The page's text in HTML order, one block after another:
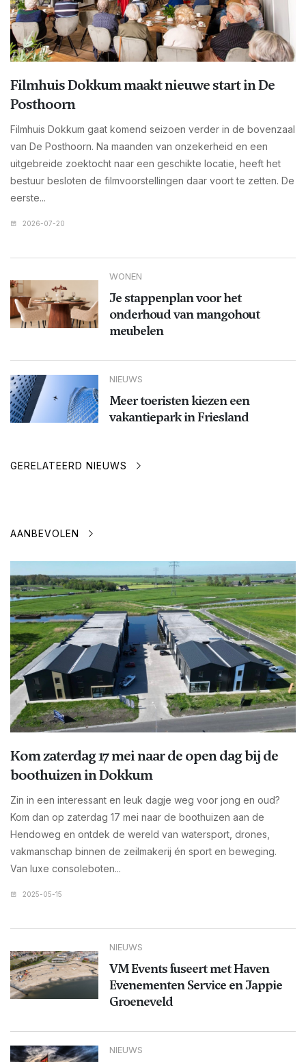
Filmhuis Dokkum maakt nieuwe start in De
Posthoorn
Filmhuis Dokkum gaat komend seizoen verder in de bovenzaal
van De Posthoorn. Na maanden van onzekerheid en een
uitgebreide zoektocht naar een geschikte locatie, heeft het
bestuur besloten de filmvoorstellingen daar voort te zetten. De
eerste...
2026-07-20
WONEN
Je stappenplan voor het
onderhoud van mangohout
meubelen
NIEUWS
Meer toeristen kiezen een
vakantiepark in Friesland
GERELATEERD NIEUWS
AANBEVOLEN
Kom zaterdag 17 mei naar de open dag bij de
boothuizen in Dokkum
Zin in een interessant en leuk dagje weg voor jong en oud?
Kom dan op zaterdag 17 mei naar de boothuizen aan de
Hendoweg en ontdek de wereld van watersport, drones,
vakmanschap binnen de zeilmakerij én sport en beweging.
Van luxe consoleboten...
2025-05-15
NIEUWS
VM Events fuseert met Haven
Evenementen Service en Jappie
Groeneveld
NIEUWS